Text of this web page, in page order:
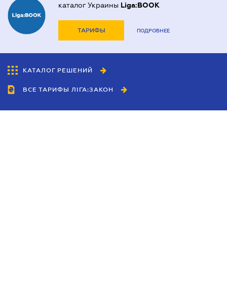
каталог Украины Liga:BOOK
ТАРИФЫ ПОДРОБНЕЕ
КАТАЛОГ РЕШЕНИЙ
ВСЕ ТАРИФЫ ЛІГА:ЗАКОН